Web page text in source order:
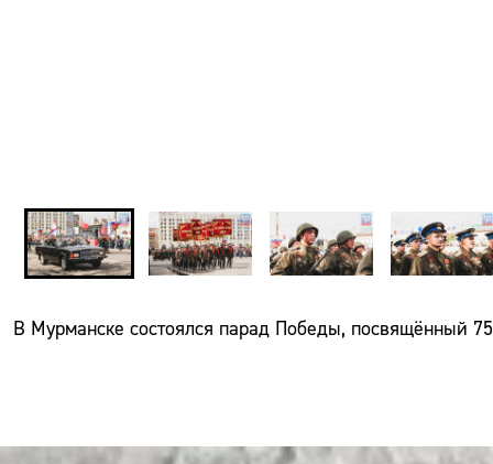
В Мурманске состоялся парад Победы, посвящённый